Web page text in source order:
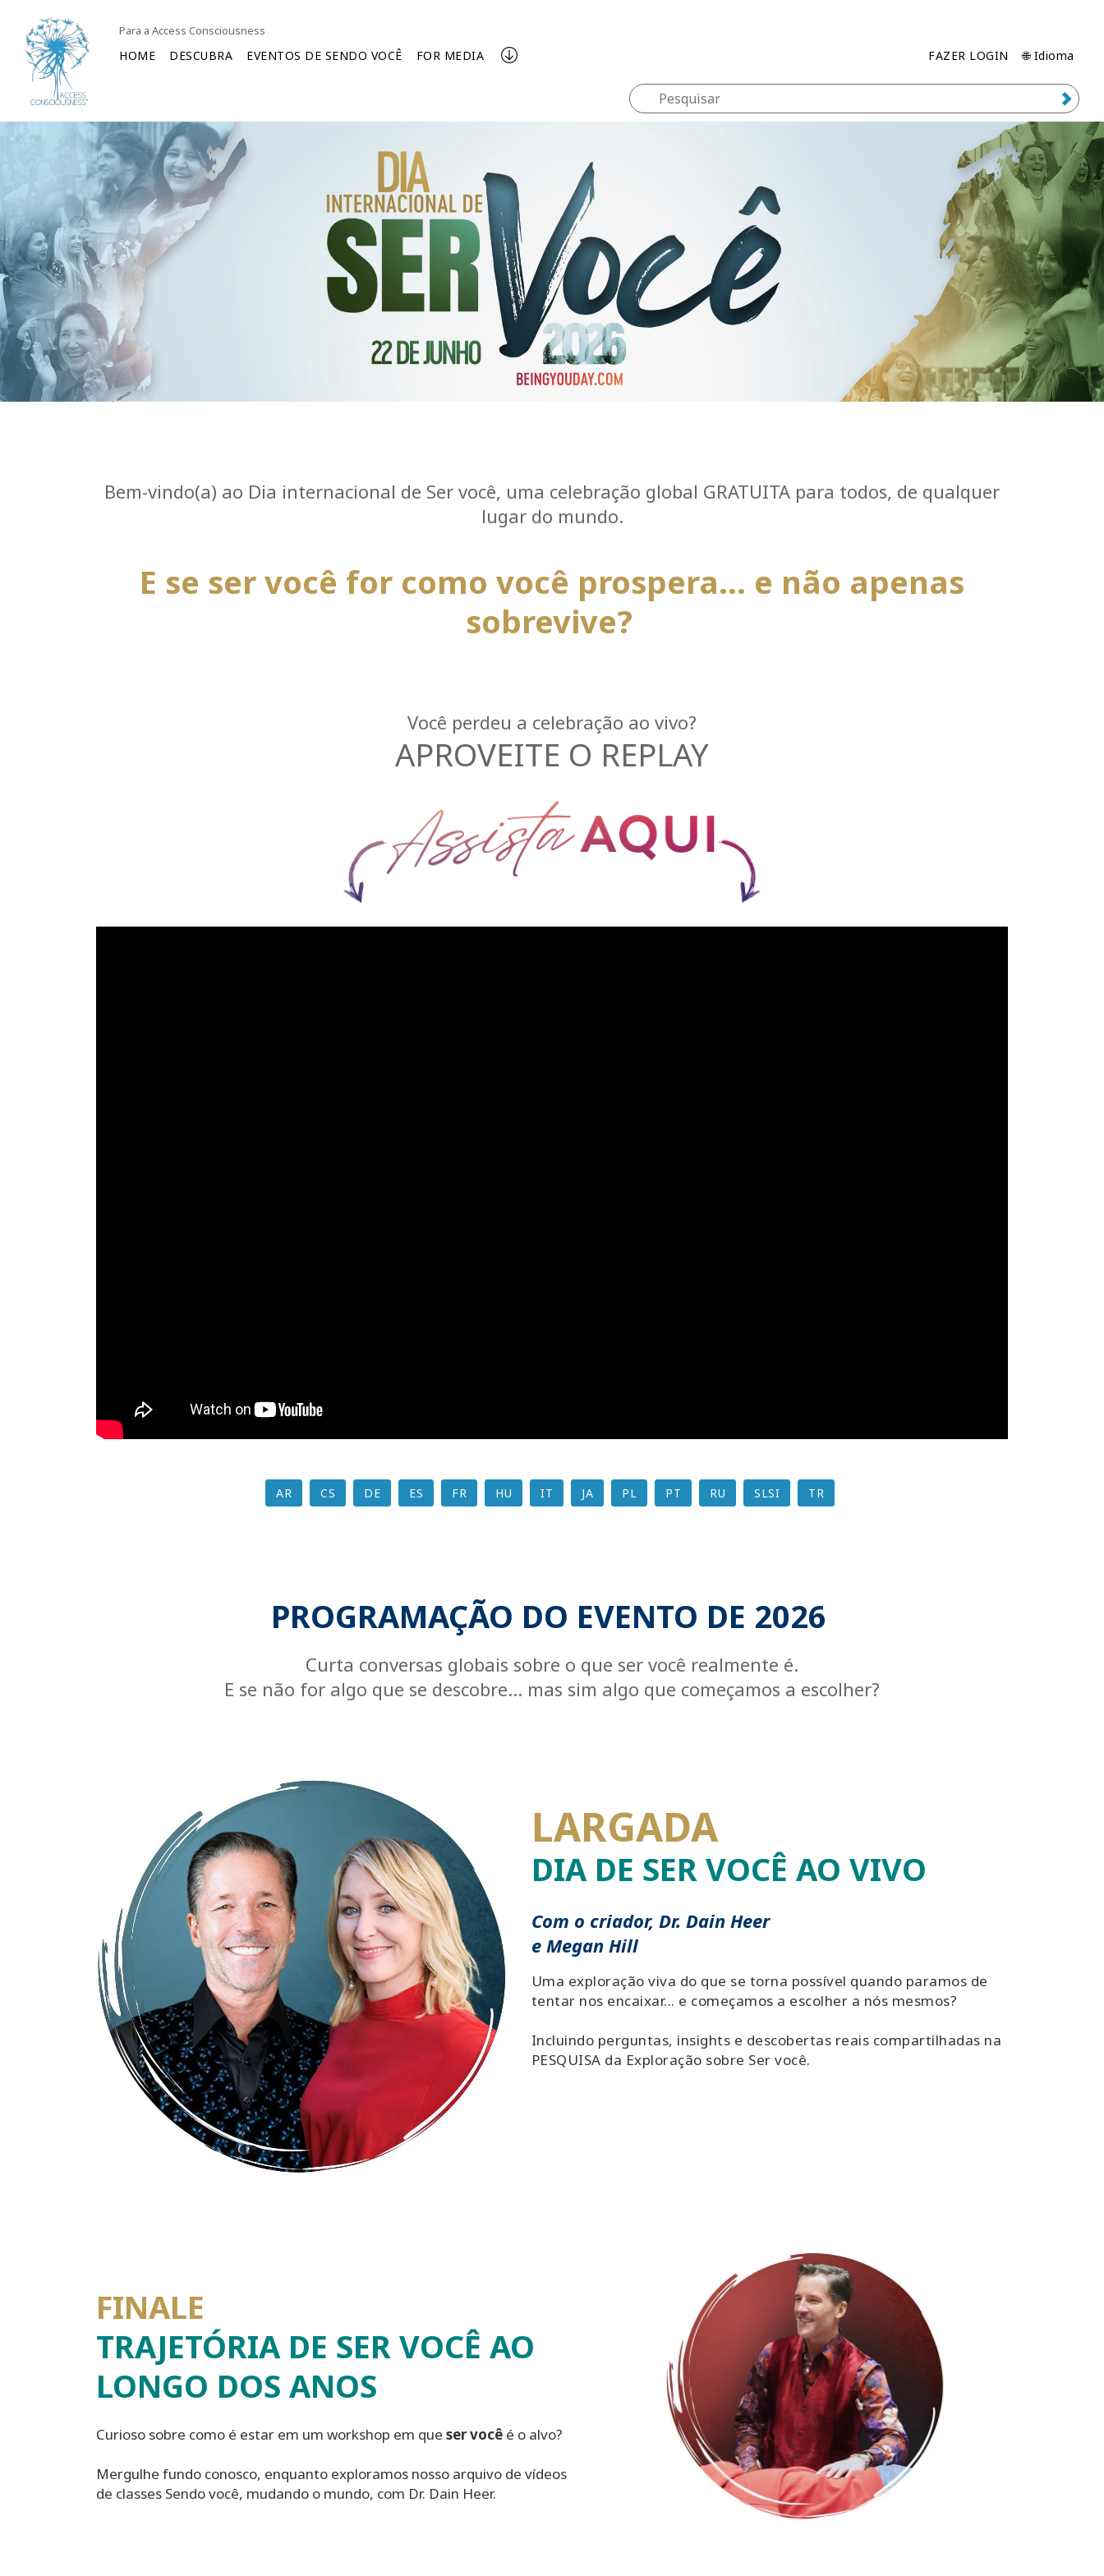
Para a Access Consciousness
HOME DESCUBRA EVENTOS DE SENDO VOCÊ FOR MEDIA FAZER LOGIN 🌐 Idioma
Bem-vindo(a) ao Dia internacional de Ser você, uma celebração global GRATUITA para todos, de qualquer
lugar do mundo.
E se ser você for como você prospera... e não apenas
sobrevive?
Você perdeu a celebração ao vivo?
APROVEITE O REPLAY
AR CS DE ES FR HU IT JA PL PT RU SLSI TR
PROGRAMAÇÃO DO EVENTO DE 2026
Curta conversas globais sobre o que ser você realmente é.
E se não for algo que se descobre... mas sim algo que começamos a escolher?
LARGADA
DIA DE SER VOCÊ AO VIVO
Com o criador, Dr. Dain Heer
e Megan Hill
Uma exploração viva do que se torna possível quando paramos de
tentar nos encaixar... e começamos a escolher a nós mesmos?
Incluindo perguntas, insights e descobertas reais compartilhadas na
PESQUISA da Exploração sobre Ser você.
FINALE
TRAJETÓRIA DE SER VOCÊ AO
LONGO DOS ANOS
Curioso sobre como é estar em um workshop em que ser você é o alvo?
Mergulhe fundo conosco, enquanto exploramos nosso arquivo de vídeos
de classes Sendo você, mudando o mundo, com Dr. Dain Heer.